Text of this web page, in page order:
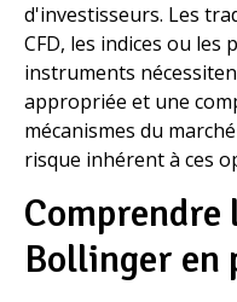
d'investisseurs. Les
CFD, les indices ou les
instruments
appropriée et une
mécanismes du
risque inhérent à ces
Comprendre
Bollinger en